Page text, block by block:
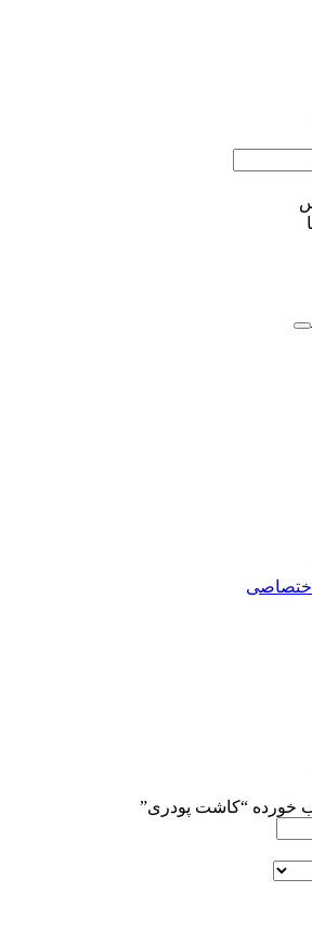
“کاشت پودری”